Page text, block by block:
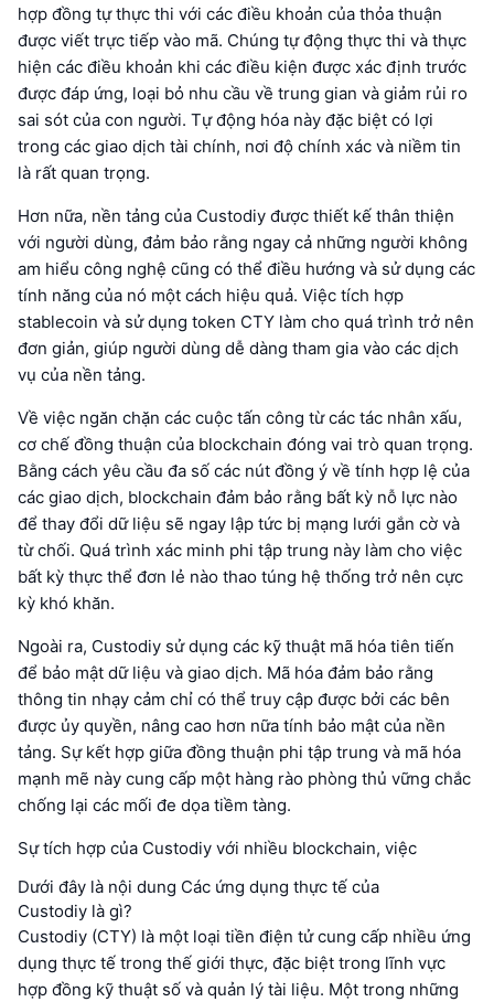
hợp đồng tự thực thi với các điều khoản của thỏa thuận
được viết trực tiếp vào mã. Chúng tự động thực thi và thực
hiện các điều khoản khi các điều kiện được xác định trước
được đáp ứng, loại bỏ nhu cầu về trung gian và giảm rủi ro
sai sót của con người. Tự động hóa này đặc biệt có lợi
trong các giao dịch tài chính, nơi độ chính xác và niềm tin
là rất quan trọng.
Hơn nữa, nền tảng của Custodiy được thiết kế thân thiện
với người dùng, đảm bảo rằng ngay cả những người không
am hiểu công nghệ cũng có thể điều hướng và sử dụng các
tính năng của nó một cách hiệu quả. Việc tích hợp
stablecoin và sử dụng token CTY làm cho quá trình trở nên
đơn giản, giúp người dùng dễ dàng tham gia vào các dịch
vụ của nền tảng.
Về việc ngăn chặn các cuộc tấn công từ các tác nhân xấu,
cơ chế đồng thuận của blockchain đóng vai trò quan trọng.
Bằng cách yêu cầu đa số các nút đồng ý về tính hợp lệ của
các giao dịch, blockchain đảm bảo rằng bất kỳ nỗ lực nào
để thay đổi dữ liệu sẽ ngay lập tức bị mạng lưới gắn cờ và
từ chối. Quá trình xác minh phi tập trung này làm cho việc
bất kỳ thực thể đơn lẻ nào thao túng hệ thống trở nên cực
kỳ khó khăn.
Ngoài ra, Custodiy sử dụng các kỹ thuật mã hóa tiên tiến
để bảo mật dữ liệu và giao dịch. Mã hóa đảm bảo rằng
thông tin nhạy cảm chỉ có thể truy cập được bởi các bên
được ủy quyền, nâng cao hơn nữa tính bảo mật của nền
tảng. Sự kết hợp giữa đồng thuận phi tập trung và mã hóa
mạnh mẽ này cung cấp một hàng rào phòng thủ vững chắc
chống lại các mối đe dọa tiềm tàng.
Sự tích hợp của Custodiy với nhiều blockchain, việc
Dưới đây là nội dung Các ứng dụng thực tế của
Custodiy là gì?
Custodiy (CTY) là một loại tiền điện tử cung cấp nhiều ứng
dụng thực tế trong thế giới thực, đặc biệt trong lĩnh vực
hợp đồng kỹ thuật số và quản lý tài liệu. Một trong những